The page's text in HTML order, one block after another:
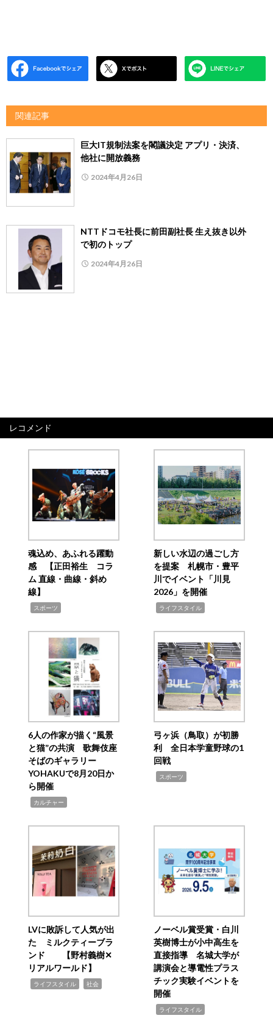
関連記事
巨大IT規制法案を閣議決定 アプリ・決済、
他社に開放義務
2024年4月26日
NTTドコモ社長に前田副社長 生え抜き以外
で初のトップ
2024年4月26日
レコメンド
魂込め、あふれる躍動
感 【正田裕生 コラ
ム 直線・曲線・斜め
線】
スポーツ
新しい水辺の過ごし方
を提案 札幌市・豊平
川でイベント「川見
2026」を開催
ライフスタイル
6人の作家が描く“風景
と猫”の共演 歌舞伎座
そばのギャラリー
YOHAKUで8月20日か
ら開催
カルチャー
弓ヶ浜（鳥取）が初勝
利 全日本学童野球の1
回戦
スポーツ
LVに敗訴して人気が出
た ミルクティーブラ
ンド 【野村義樹✕
リアルワールド】
ライフスタイル 社会
ノーベル賞受賞・白川
英樹博士が小中高生を
直接指導 名城大学が
講演会と導電性プラス
チック実験イベントを
開催
ライフスタイル